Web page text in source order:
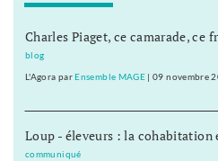
Charles Piaget, ce camarade, ce
blog
L'Agora par Ensemble MAGE |09 novembre
Loup - éleveurs : la cohabitation
communiqué